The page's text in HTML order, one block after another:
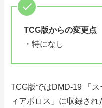
TCG版からの変更点
・特になし
TCG版ではDMD-19 「
ィアボロス」に収録さ